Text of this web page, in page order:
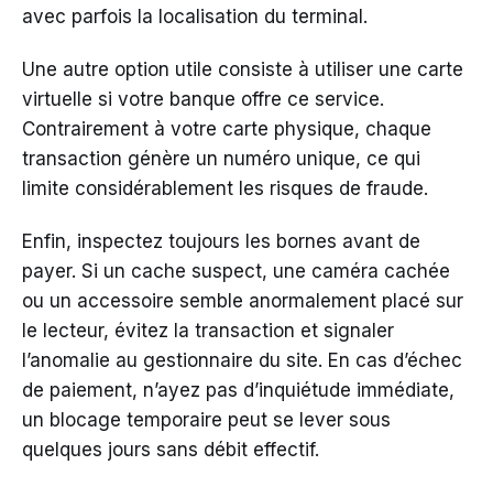
avec parfois la localisation du terminal.
Une autre option utile consiste à utiliser une carte
virtuelle si votre banque offre ce service.
Contrairement à votre carte physique, chaque
transaction génère un numéro unique, ce qui
limite considérablement les risques de fraude.
Enfin, inspectez toujours les bornes avant de
payer. Si un cache suspect, une caméra cachée
ou un accessoire semble anormalement placé sur
le lecteur, évitez la transaction et signaler
l’anomalie au gestionnaire du site. En cas d’échec
de paiement, n’ayez pas d’inquiétude immédiate,
un blocage temporaire peut se lever sous
quelques jours sans débit effectif.